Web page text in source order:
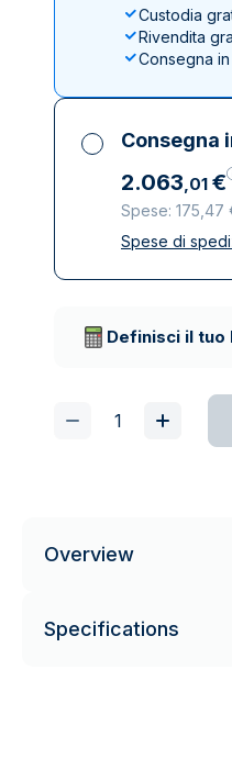
Custodia
Rivendita
Consegna
Consegna
2.063,01 €
Spese: 175,47
Tutte le
Spese di
Definisci il tuo
Overview
Specifications